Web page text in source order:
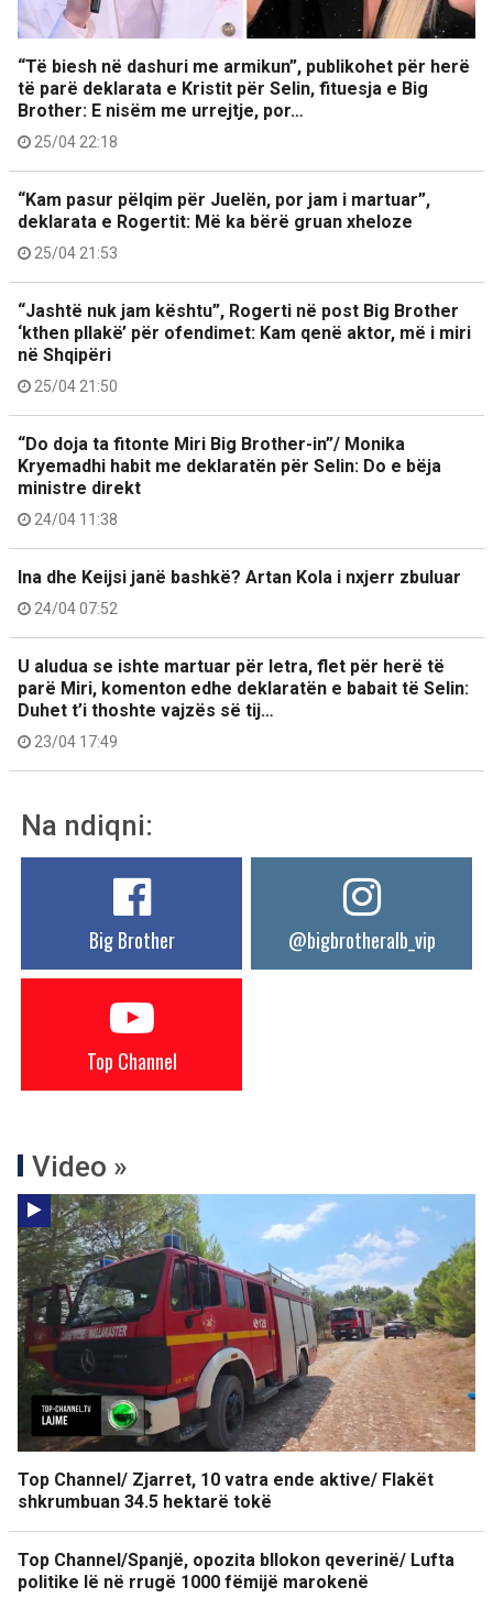
“Të biesh në dashuri me armikun”, publikohet për herë
të parë deklarata e Kristit për Selin, fituesja e Big
Brother: E nisëm me urrejtje, por…
25/04 22:18
“Kam pasur pëlqim për Juelën, por jam i martuar”,
deklarata e Rogertit: Më ka bërë gruan xheloze
25/04 21:53
“Jashtë nuk jam kështu”, Rogerti në post Big Brother
‘kthen pllakë’ për ofendimet: Kam qenë aktor, më i miri
në Shqipëri
25/04 21:50
“Do doja ta fitonte Miri Big Brother-in”/ Monika
Kryemadhi habit me deklaratën për Selin: Do e bëja
ministre direkt
24/04 11:38
Ina dhe Keijsi janë bashkë? Artan Kola i nxjerr zbuluar
24/04 07:52
U aludua se ishte martuar për letra, flet për herë të
parë Miri, komenton edhe deklaratën e babait të Selin:
Duhet t’i thoshte vajzës së tij…
23/04 17:49
Na ndiqni:
Big Brother @bigbrotheralb_vip
Top Channel
Video »
Top Channel/ Zjarret, 10 vatra ende aktive/ Flakët
shkrumbuan 34.5 hektarë tokë
Top Channel/Spanjë, opozita bllokon qeverinë/ Lufta
politike lë në rrugë 1000 fëmijë marokenë